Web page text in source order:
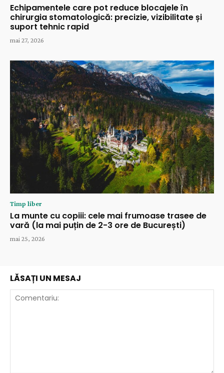
Echipamentele care pot reduce blocajele în
chirurgia stomatologică: precizie, vizibilitate și
suport tehnic rapid
mai 27, 2026
Timp liber
La munte cu copiii: cele mai frumoase trasee de
vară (la mai puțin de 2-3 ore de București)
mai 25, 2026
LĂSAȚI UN MESAJ